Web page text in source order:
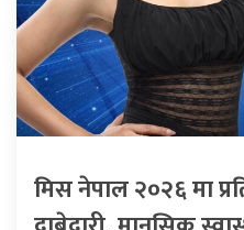
मिस नेपाल २०२६ मा